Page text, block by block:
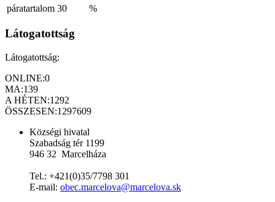
páratartalom 30 %
Látogatottság
Látogatottság:
ONLINE:0
MA:139
A HÉTEN:1292
ÖSSZESEN:1297609
Községi hivatal
Szabadság tér 1199
946 32 Marcelháza
Tel.: +421(0)35/7798 301
E-mail: obec.marcelova@marcelova.sk